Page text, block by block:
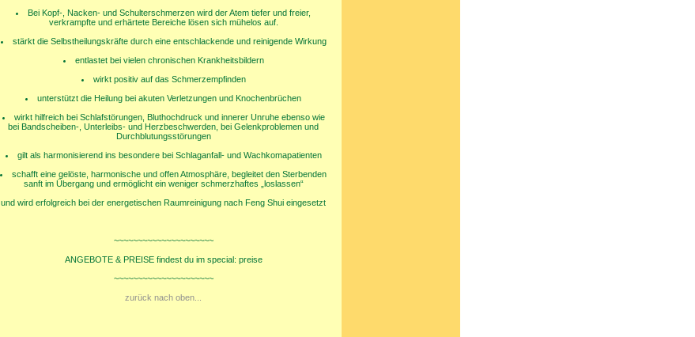
Bei Kopf-, Nacken- und Schulterschmerzen wird der Atem tiefer und freier,
verkrampfte und erhärtete Bereiche lösen sich mühelos auf.
stärkt die Selbstheilungskräfte durch eine entschlackende und reinigende Wirkung
entlastet bei vielen chronischen Krankheitsbildern
wirkt positiv auf das Schmerzempfinden
unterstützt die Heilung bei akuten Verletzungen und Knochenbrüchen
wirkt hilfreich bei Schlafstörungen, Bluthochdruck und innerer Unruhe ebenso wie
bei Bandscheiben-, Unterleibs- und Herzbeschwerden, bei Gelenkproblemen und
Durchblutungsstörungen
gilt als harmonisierend ins besondere bei Schlaganfall- und Wachkomapatienten
schafft eine gelöste, harmonische und offen Atmosphäre, begleitet den Sterbenden
sanft im Übergang und ermöglicht ein weniger schmerzhaftes „loslassen“
und wird erfolgreich bei der energetischen Raumreinigung nach Feng Shui eingesetzt
~~~~~~~~~~~~~~~~~~~~~
ANGEBOTE & PREISE findest du im special: preise
~~~~~~~~~~~~~~~~~~~~~
zurück nach oben...